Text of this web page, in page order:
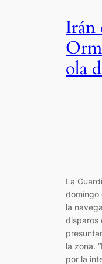
Irán
ola
La
domingo
la
disparos
la zona.
por la